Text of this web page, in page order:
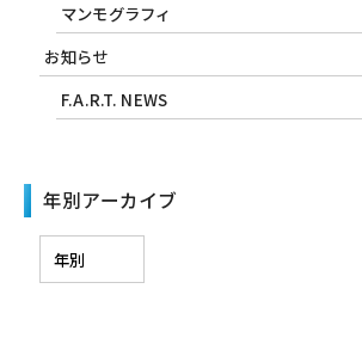
マンモグラフィ
お知らせ
F.A.R.T. NEWS
年別アーカイブ